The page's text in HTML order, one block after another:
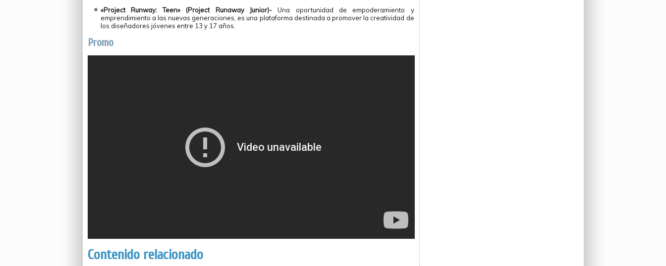
«Project Runway: Teen» (Project Runaway Junior)- Una oportunidad de empoderamiento y
emprendimiento a las nuevas generaciones, es una plataforma destinada a promover la creatividad de
los diseñadores jóvenes entre 13 y 17 años.
Promo
Contenido relacionado